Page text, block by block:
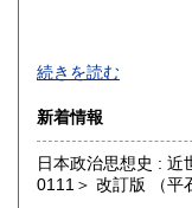
【 厚紙封筒＋OPP
します
沿線名：-
最寄駅：-
続きを読む
新着情報
日本政治思想史 : 近
0111＞